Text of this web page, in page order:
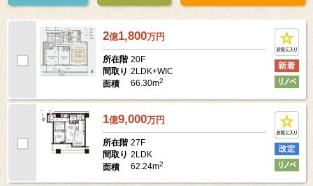
2億1,800万円
所在階 20F
間取り 2LDK+WIC
面積
66.30m2
1億9,000万円
所在階 27F
間取り 2LDK
面積
62.24m2